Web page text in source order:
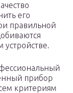
его
правильной
устройстве.
прибор
критериям